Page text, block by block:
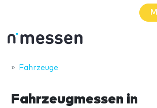
Fahrzeuge
Fahrzeugmessen in